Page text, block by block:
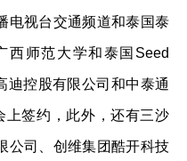
电视台交通频道和泰国泰
西师范大学和泰国Seed
迪控股有限公司和中泰通
上签约，此外，还有三沙
公司、创维集团酷开科技